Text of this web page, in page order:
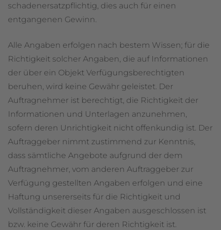
schadenersatzpflichtig, dies auch für einen
entgangenen Gewinn.
Alle Angaben erfolgen nach bestem Wissen; für die
Richtigkeit solcher Angaben, die auf Informationen
der über ein Objekt Verfügungsberechtigten
beruhen, wird keine Gewähr geleistet. Der
Auftragnehmer ist berechtigt, die Richtigkeit der
Informationen und Unterlagen anzunehmen,
sofern deren Unrichtigkeit nicht offenkundig ist. Der
Auftraggeber nimmt zustimmend zur Kenntnis,
dass sämtliche Angebote aufgrund der dem
Auftragnehmer, vom anderen Auftraggeber zur
Verfügung gestellten Angaben erfolgen und eine
Haftung unsererseits für die Richtigkeit und
Vollständigkeit dieser Angaben ausgeschlossen ist
bzw. keine Gewähr für deren Richtigkeit ist.